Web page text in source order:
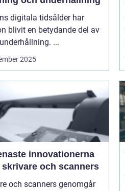
digitala tidsålder har
blivit en betydande del av
...
2025
innovationerna
och scanners
och scanners genomgår